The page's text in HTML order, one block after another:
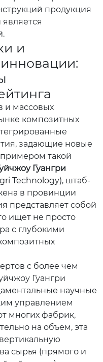
продукция
и
и массовых
композитных
задающие новые
такой
Гуангри
Technology), штаб-
в провинции
представляет собой
ищет не просто
с глубокими
с более чем
Гуангри
научные
управлением
многих фабрик,
на объем, эта
сырья (прямого и